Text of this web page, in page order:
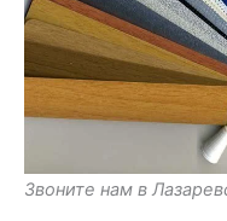
Звоните нам в